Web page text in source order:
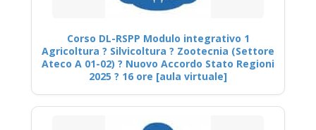
Corso DL-RSPP Modulo integrativo 1
Agricoltura ? Silvicoltura ? Zootecnia (Settore
Ateco A 01-02) ? Nuovo Accordo Stato Regioni
2025 ? 16 ore [aula virtuale]